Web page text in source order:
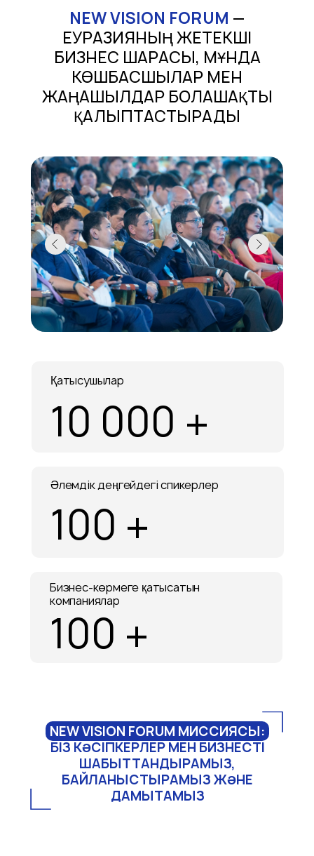
NEW VISION FORUM —
ЕУРАЗИЯНЫҢ ЖЕТЕКШІ
БИЗНЕС ШАРАСЫ, МҰНДА
КӨШБАСШЫЛАР МЕН
ЖАҢАШЫЛДАР БОЛАШАҚТЫ
ҚАЛЫПТАСТЫРАДЫ
Қатысушылар
10 000 +
Әлемдік деңгейдегі спикерлер
100 +
Бизнес-көрмеге қатысатын
компаниялар
100 +
NEW VISION FORUM МИССИЯСЫ:
БІЗ КӘСІПКЕРЛЕР МЕН БИЗНЕСТІ
ШАБЫТТАНДЫРАМЫЗ,
БАЙЛАНЫСТЫРАМЫЗ ЖӘНЕ
ДАМЫТАМЫЗ